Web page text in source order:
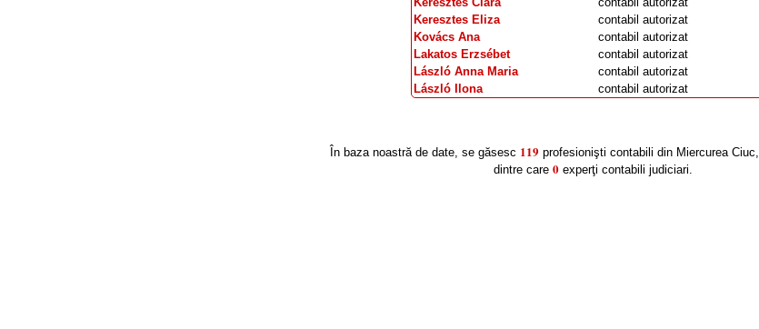
Keresztes Eliza
contabil autorizat
Kovács Ana
contabil autorizat
Lakatos Erzsébet
contabil autorizat
László Anna Maria
contabil autorizat
László Ilona
contabil autorizat
În baza noastră de date, se găsesc 119profesionişti contabili din Miercurea Ciuc,
dintre care 0experţi contabili judiciari.